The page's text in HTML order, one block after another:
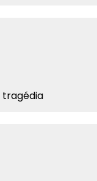
tragédia